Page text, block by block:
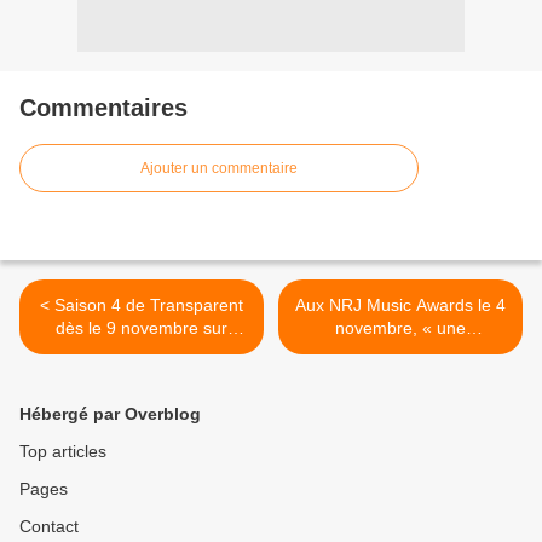
Commentaires
Ajouter un commentaire
< Saison 4 de Transparent
dès le 9 novembre sur
OCS.
Aux NRJ Music Awards le 4
novembre, « une
performance qui est le
Hébergé par Overblog
Top articles
Pages
Contact